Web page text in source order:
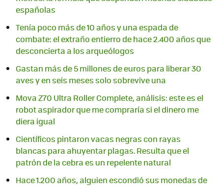
españolas
Tenía poco más de 10 años y una espada de
combate: el extraño entierro de hace 2.400 años que
desconcierta a los arqueólogos
Gastan más de 5 millones de euros para liberar 30
aves y en seis meses solo sobrevive una
Mova Z70 Ultra Roller Complete, análisis: este es el
robot aspirador que me compraría si el dinero me
diera igual
Científicos pintaron vacas negras con rayas
blancas para ahuyentar plagas. Resulta que el
patrón de la cebra es un repelente natural
Hace 1.200 años, alguien escondió sus monedas de